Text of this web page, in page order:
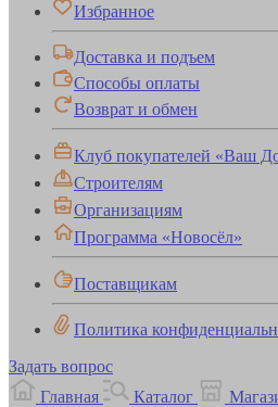
Избранное
Доставка и подъем
Способы оплаты
Возврат и обмен
Клуб покупателей «Ваш
Строителям
Организациям
Программа «Новосёл»
Поставщикам
Политика
Задать вопрос
Главная
Каталог